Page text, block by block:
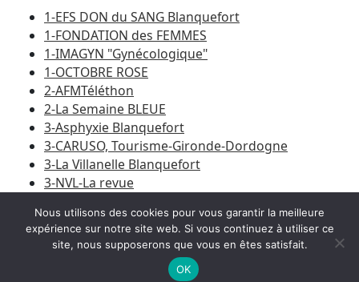
1-EFS DON du SANG Blanquefort
1-FONDATION des FEMMES
1-IMAGYN "Gynécologique"
1-OCTOBRE ROSE
2-AFMTéléthon
2-La Semaine BLEUE
3-Asphyxie Blanquefort
3-CARUSO, Tourisme-Gironde-Dordogne
3-La Villanelle Blanquefort
3-NVL-La revue
© 2026Amicale Laïque Blanquefort-Caychac |Bootstrap
Nous utilisons des cookies pour vous garantir la meilleure
expérience sur notre site web. Si vous continuez à utiliser ce
site, nous supposerons que vous en êtes satisfait.
OK